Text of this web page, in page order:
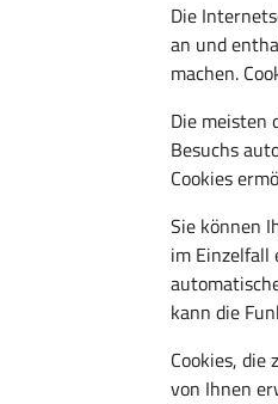
Die
an und
machen.
Die meisten
Besuchs
Cookies
Sie können
im Einzelfall
kann die
Cookies,
von Ihnen